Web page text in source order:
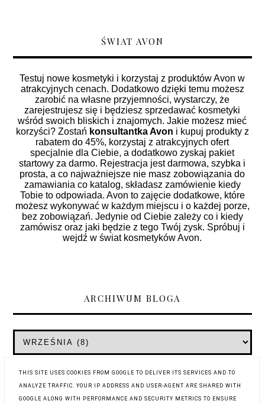
ŚWIAT AVON
Testuj nowe kosmetyki i korzystaj z produktów Avon w
atrakcyjnych cenach. Dodatkowo dzięki temu możesz
zarobić na własne przyjemności, wystarczy, że
zarejestrujesz się i będziesz sprzedawać kosmetyki
wśród swoich bliskich i znajomych. Jakie możesz mieć
korzyści? Zostań konsultantka Avon i kupuj produkty z
rabatem do 45%, korzystaj z atrakcyjnych ofert
specjalnie dla Ciebie, a dodatkowo zyskaj pakiet
startowy za darmo. Rejestracja jest darmowa, szybka i
prosta, a co najważniejsze nie masz zobowiązania do
zamawiania co katalog, składasz zamówienie kiedy
Tobie to odpowiada. Avon to zajęcie dodatkowe, które
możesz wykonywać w każdym miejscu i o każdej porze,
bez zobowiązań. Jedynie od Ciebie zależy co i kiedy
zamówisz oraz jaki będzie z tego Twój zysk. Spróbuj i
wejdź w świat kosmetyków Avon.
ARCHIWUM BLOGA
THIS SITE USES COOKIES FROM GOOGLE TO DELIVER ITS SERVICES AND TO
ANALYZE TRAFFIC. YOUR IP ADDRESS AND USER-AGENT ARE SHARED WITH
GOOGLE ALONG WITH PERFORMANCE AND SECURITY METRICS TO ENSURE